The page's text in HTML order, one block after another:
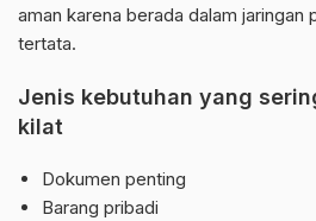
aman karena berada dalam jaringan
tertata.
Jenis kebutuhan yang
kilat
Dokumen penting
Barang pribadi